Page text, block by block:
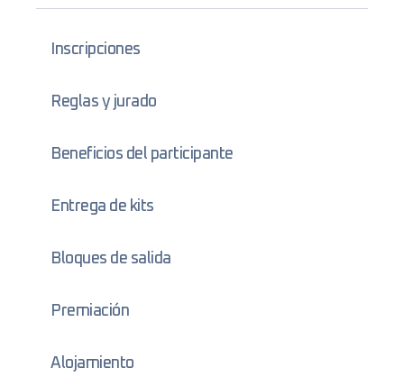
Inscripciones
Reglas y jurado
Beneficios del participante
Entrega de kits
Bloques de salida
Premiación
Alojamiento